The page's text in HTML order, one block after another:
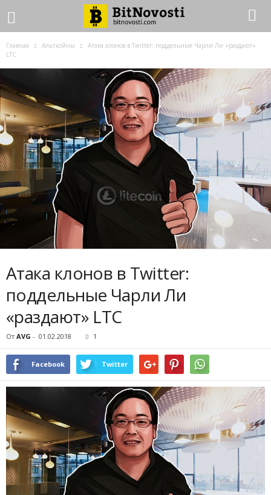
Главная Альткойны
Атака клонов в Twitter: поддельные Чарли Ли «раздают»
LTC
Атака клонов в Twitter:
поддельные Чарли Ли
«раздают» LTC
От AVG - 01.02.2018 1
Facebook Twitter